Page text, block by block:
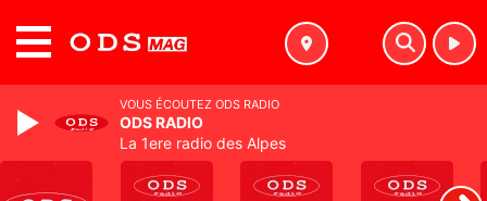
VOUS ÉCOUTEZ ODS RADIO
ODS RADIO
La 1ere radio des Alpes